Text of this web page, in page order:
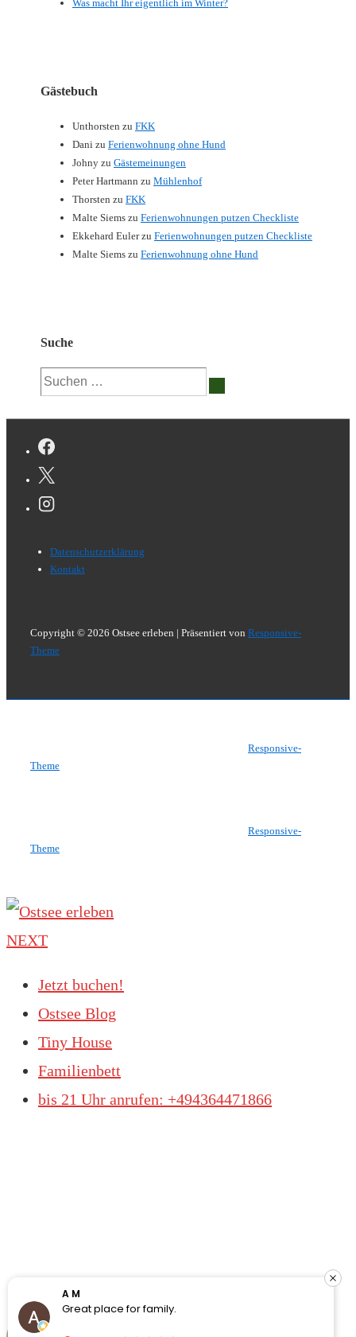
Was macht Ihr eigentlich im Winter?
Gästebuch
Unthorsten zu FKK
Dani zu Ferienwohnung ohne Hund
Johny zu Gästemeinungen
Peter Hartmann zu Mühlenhof
Thorsten zu FKK
Malte Siems zu Ferienwohnungen putzen Checkliste
Ekkehard Eulerzu Ferienwohnungen putzen Checkliste
Malte Siems zu Ferienwohnung ohne Hund
Suche
Suchen
nach:
Footer-
Menü
Datenschutzerklärung
Kontakt
Copyright © 2026 Ostsee erleben | Präsentiert von Responsive-
Theme
Responsive-
Theme
Responsive-
Theme
NEXT
Jetzt buchen!
Ostsee Blog
Tiny House
Familienbett
bis 21 Uhr anrufen: +494364471866
Great place for family.